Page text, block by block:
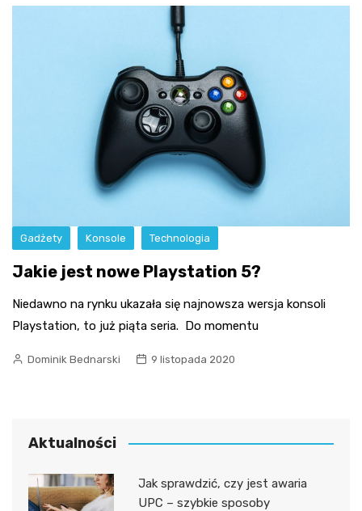
Gadżety Konsole Technologia
Jakie jest nowe Playstation 5?
Niedawno na rynku ukazała się najnowsza wersja konsoli
Playstation, to już piąta seria. Do momentu
Dominik Bednarski 9 listopada 2020
Aktualności
Jak sprawdzić, czy jest awaria
UPC – szybkie sposoby